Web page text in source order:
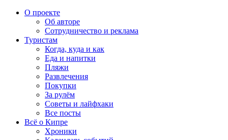
О проекте
Об авторе
Сотрудничество и реклама
Туристам
Когда, куда и как
Еда и напитки
Пляжи
Развлечения
Покупки
За рулём
Советы и лайфхаки
Все посты
Всё о Кипре
Хроники